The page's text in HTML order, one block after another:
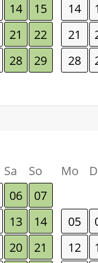
14
15
21
22
28
29
14
21
28
Sa
So
06
07
13
14
20 21
Mo
05
12